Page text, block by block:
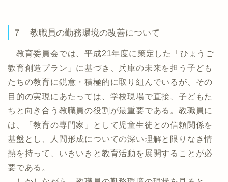
７ 教職員の勤務環境の改善について
教育委員会では、平成21年度に策定した「ひょうご
教育創造プラン」に基づき、兵庫の未来を担う子ども
たちの教育に鋭意・積極的に取り組んでいるが、その
目的の実現にあたっては、学校現場で直接、子どもた
ちと向き合う教職員の役割が最重要である。教職員に
は、「教育の専門家」として児童生徒との信頼関係を
基盤とし、人間形成についての深い理解と限りなき情
熱を持って、いきいきと教育活動を展開することが必
要である。